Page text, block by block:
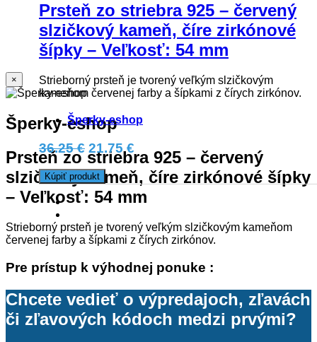
Prsteň zo striebra 925 – červený
slzičkový kameň, číre zirkónové
šípky – Veľkosť: 54 mm
Strieborný prsteň je tvorený veľkým slzičkovým
kameňom červenej farby a šípkami z čírych zirkónov.
Šperky-eshop
36.25 € 21.75 €
Kúpiť produkt
×
Šperky-eshop
Prsteň zo striebra 925 – červený
slzičkový kameň, číre zirkónové šípky
– Veľkosť: 54 mm
Strieborný prsteň je tvorený veľkým slzičkovým kameňom
červenej farby a šípkami z čírych zirkónov.
Pre prístup k výhodnej ponuke :
Chcete vedieť o výpredajoch, zľavách
či zľavových kódoch medzi prvými?